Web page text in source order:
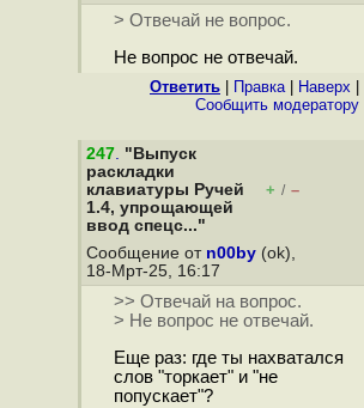
> Отвечай не вопрос.
Не вопрос не отвечай.
Ответить Правка| Наверх
Cообщить модератору
247. "Выпуск
раскладки
клавиатуры Ручей
1.4, упрощающей
ввод спецс..."
+ / –
Сообщение от n00by (ok),
18-Мрт-25, 16:17
>> Отвечай на вопрос.
> Не вопрос не отвечай.
Еще раз: где ты нахватался
слов "торкает" и "не
попускает"?